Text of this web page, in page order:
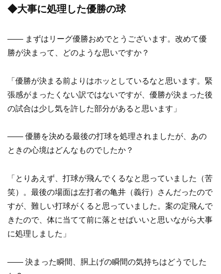
◆大事に処理した優勝の球
—— まずはリーグ優勝おめでとうございます。改めて優
勝が決まって、どのような思いですか？
「優勝が決まる前よりはホッとしているなと思います。緊
張感がまったくない訳ではないですが、優勝が決まった後
の試合は少し気を許した部分があると思います」
—— 優勝を決める最後の打球を処理されましたが、あの
ときの心境はどんなものでしたか？
「とりあえず、打球が飛んでくるなと思っていました（苦
笑）。最後の場面は左打者の亀井（義行）さんだったので
すが、難しい打球がくると思っていました。案の定飛んで
きたので、体に当てて前に落とせばいいと思いながら大事
に処理しました」
—— 決まった瞬間、胴上げの瞬間の気持ちはどうでした